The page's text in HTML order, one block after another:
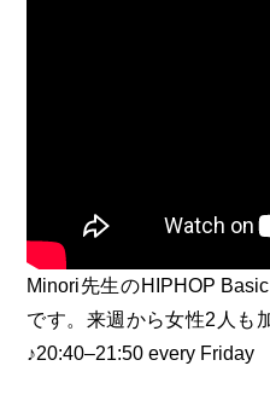
Minori先生のHIPHOP
です。来週から女性2人も
♪20:40–21:50 every Friday